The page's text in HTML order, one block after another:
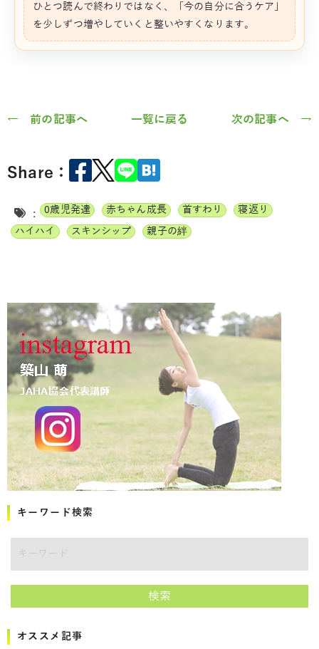
ひとつ読んで終わりではなく、「今の自分に合うケア」
を少しずつ増やしていくと整いやすくなります。
← 前の記事へ 一覧に戻る 次の記事へ →
Share：
: 0歳児発達 赤ちゃん成長 首すわり
寝返り
ハイハイ
スキンシップ 親子の絆
キーワード検索
検索
オススメ記事